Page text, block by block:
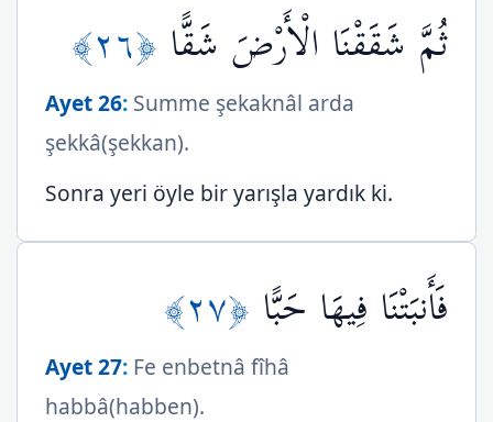
ثُمَّ شَقَقْنَا الْأَرْضَ شَقًّا ﴿٢٦﴾
Ayet 26: Summe şekaknâl arda
şekkâ(şekkan).
Sonra yeri öyle bir yarışla yardık ki.
فَأَنبَتْنَا فِيهَا حَبًّا ﴿٢٧﴾
Ayet 27: Fe enbetnâ fîhâ
habbâ(habben).